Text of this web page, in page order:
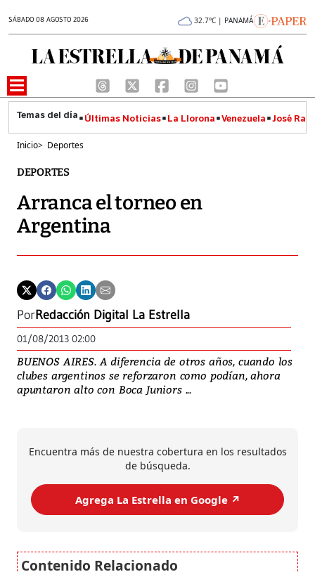
SÁBADO 08 AGOSTO 2026 32.7°C | PANAMÁ
Últimas Noticias La Llorona Venezuela José
Inicio> Deportes
DEPORTES
Arranca el torneo en
Argentina
PorRedacción Digital La Estrella
01/08/2013 02:00
BUENOS AIRES. A diferencia de otros años, cuando los
clubes argentinos se reforzaron como podían, ahora
apuntaron alto con Boca Juniors ...
Encuentra más de nuestra cobertura en los resultados
de búsqueda.
Agrega La Estrella en Google ↗️